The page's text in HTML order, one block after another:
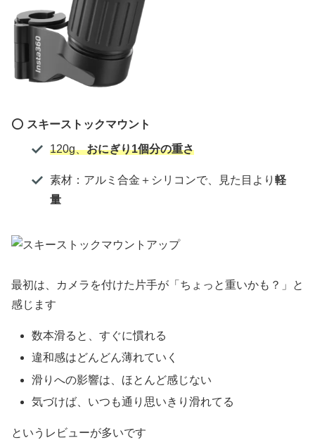
⭕️ スキーストックマウント
120g、おにぎり1個分の重さ
素材：アルミ合金＋シリコンで、見た目より 軽
量
最初は、カメラを付けた片手が「ちょっと重いかも？」と
感じます
数本滑ると、すぐに慣れる
違和感はどんどん薄れていく
滑りへの影響は、ほとんど感じない
気づけば、いつも通り思いきり滑れてる
というレビューが多いです